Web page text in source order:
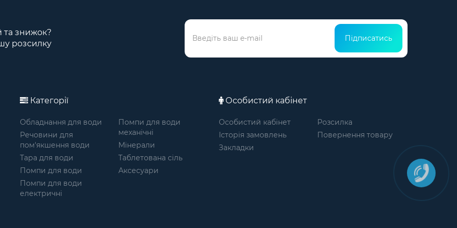
та знижок?
розсилку
Підписатись
Категорії
Обладнання для води
Речовини для
пом'якшення води
Тара для води
Помпи для води
Помпи для води
електричні
Помпи для води
механічні
Мінерали
Таблетована сіль
Аксесуари
Особистий кабінет
Особистий кабінет
Історія замовлень
Закладки
Розсилка
Повернення товару